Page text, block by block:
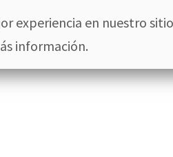
experiencia en nuestro
información.
Eventos Oasis